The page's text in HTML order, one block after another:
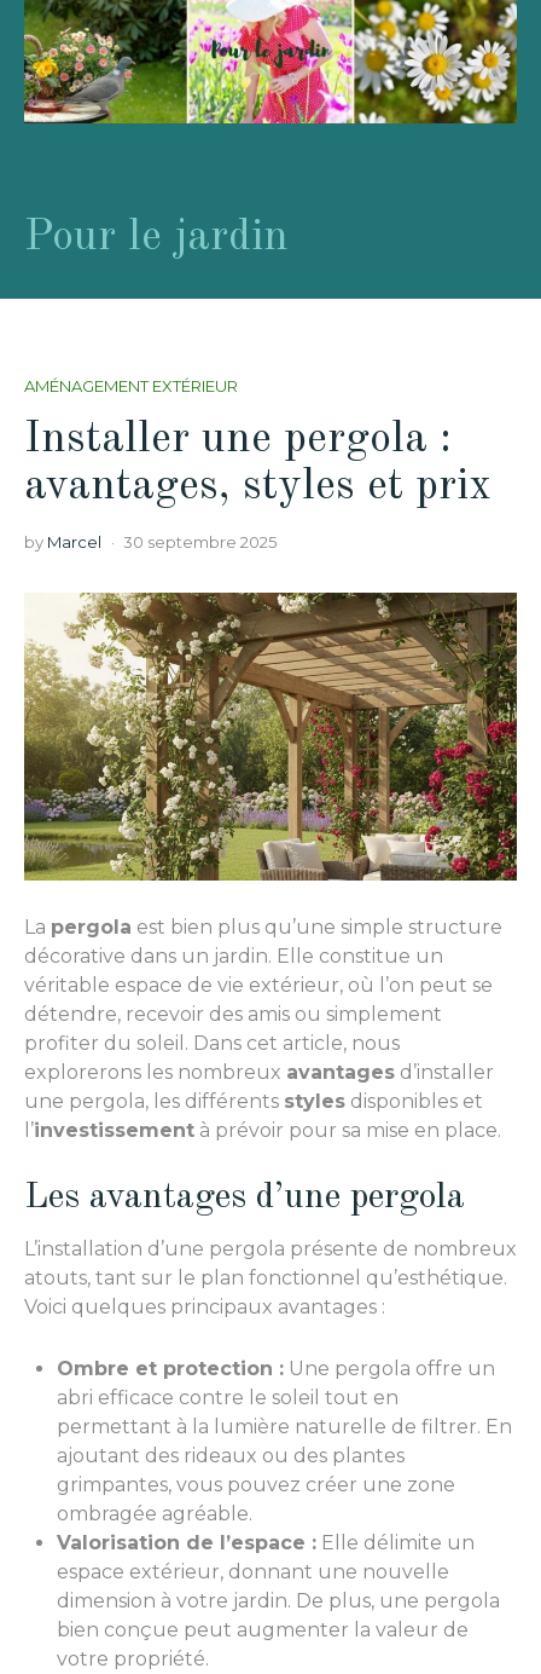
Pour le jardin
AMÉNAGEMENT EXTÉRIEUR
Installer une pergola :
avantages, styles et prix
by Marcel 30 septembre 2025
La pergola est bien plus qu’une simple structure
décorative dans un jardin. Elle constitue un
véritable espace de vie extérieur, où l’on peut se
détendre, recevoir des amis ou simplement
profiter du soleil. Dans cet article, nous
explorerons les nombreux avantages d’installer
une pergola, les différents styles disponibles et
l’investissement à prévoir pour sa mise en place.
Les avantages d’une pergola
L’installation d’une pergola présente de nombreux
atouts, tant sur le plan fonctionnel qu’esthétique.
Voici quelques principaux avantages :
Ombre et protection : Une pergola offre un
abri efficace contre le soleil tout en
permettant à la lumière naturelle de filtrer. En
ajoutant des rideaux ou des plantes
grimpantes, vous pouvez créer une zone
ombragée agréable.
Valorisation de l’espace : Elle délimite un
espace extérieur, donnant une nouvelle
dimension à votre jardin. De plus, une pergola
bien conçue peut augmenter la valeur de
votre propriété.